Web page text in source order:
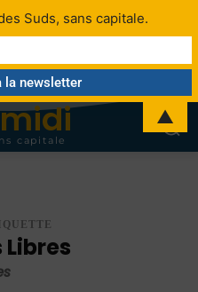
capitale
Libres
Suds, sans capitale.
▲